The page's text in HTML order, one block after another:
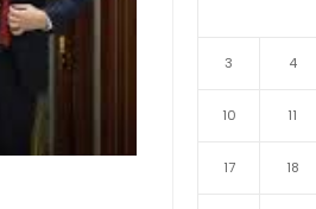
3 4
10 11
17 18